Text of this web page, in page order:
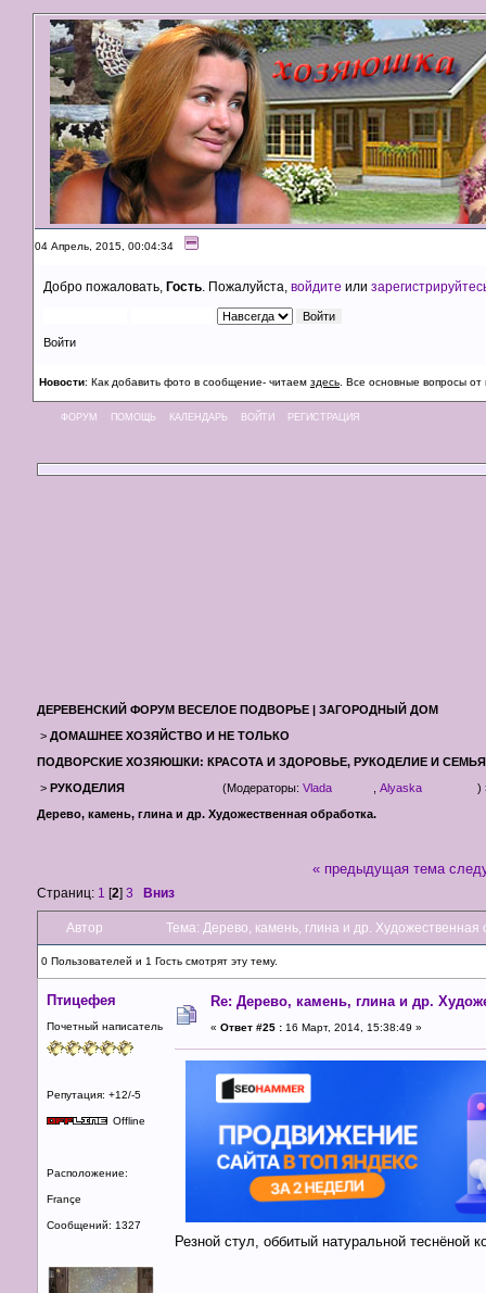
04 Апрель, 2015, 00:04:34
Добро пожаловать, Гость . Пожалуйста, войдите или
Войти
Новости: Как добавить фото в сообщение- читаем здесь . Все основные вопросы
ФОРУМ ПОМОЩЬ КАЛЕНДАРЬ ВОЙТИ РЕГИСТРАЦИЯ
ДЕРЕВЕНСКИЙ ФОРУМ ВЕСЕЛОЕ ПОДВОРЬЕ | ЗАГОРОДНЫЙ ДОМ
> ДОМАШНЕЕ ХОЗЯЙСТВО И НЕ ТОЛЬКО
ПОДВОРСКИЕ ХОЗЯЮШКИ: КРАСОТА И ЗДОРОВЬЕ, РУКОДЕЛИЕ И СЕМЬЯ
> РУКОДЕЛИЯ (Модераторы: Vlada Alyaska
)
Дерево, камень, глина и др. Художественная обработка.
Страниц: 1 [2] 3 Вниз
« предыдущая тема
Автор Тема: Дерево, камень, глина и др.
0 Пользователей и 1 Гость смотрят эту тему.
Птицефея
Почетный написатель
Репутация: +12/-5
Offline
Расположение:
Françe
Сообщений: 1327
Re: Дерево, камень, глина и др.
« Ответ #25 : 16 Март, 2014, 15:38:49 »
Резной стул, оббитый натуральной теснёной